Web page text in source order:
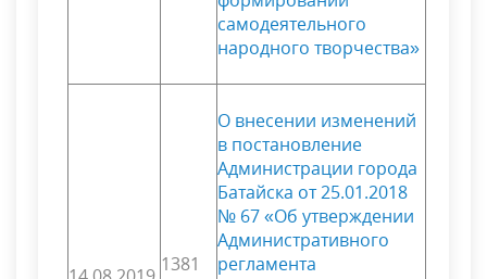
самодеятельного
народного творчества»
1381
О внесении изменений
в постановление
Администрации города
Батайска от 25.01.2018
№ 67 «Об утверждении
Административного
регламента